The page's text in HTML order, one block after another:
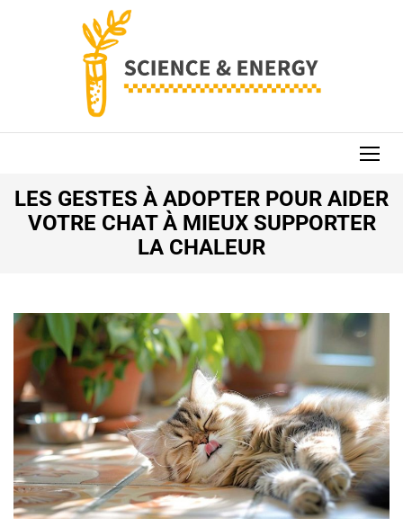
SCIENCE AND
LES GESTES À ADOPTER POUR AIDER
VOTRE CHAT À MIEUX SUPPORTER
LA CHALEUR